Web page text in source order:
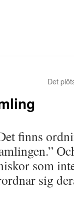
Det
finns
som
sig